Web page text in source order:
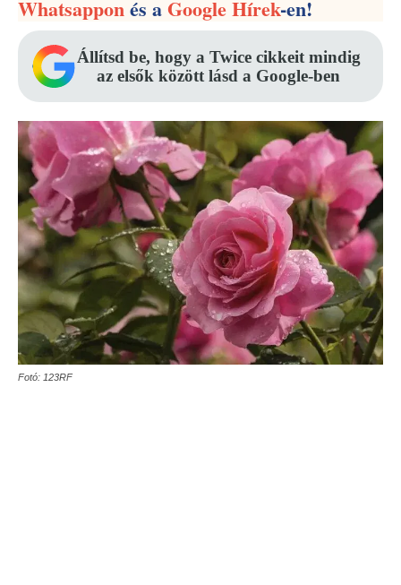
Whatsapponés aGoogle Hírek-en!
Állítsd be, hogy a Twice cikkeit mindig
az elsők között lásd a Google-ben
Fotó: 123RF